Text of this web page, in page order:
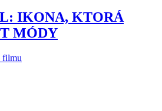
IKONA, KTORÁ
MÓDY
filmu